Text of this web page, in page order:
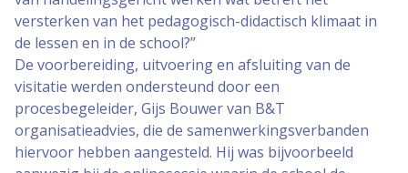
versterken van het pedagogisch-didactisch klimaat in
de lessen en in de school?”
De voorbereiding, uitvoering en afsluiting van de
visitatie werden ondersteund door een
procesbegeleider, Gijs Bouwer van B&T
organisatieadvies, die de samenwerkingsverbanden
hiervoor hebben aangesteld. Hij was bijvoorbeeld